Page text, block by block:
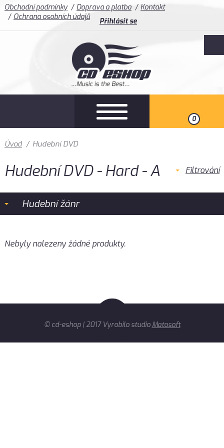
Obchodní podmínky Doprava a platba
Kontakt
Ochrana osobních údajů
Přihlásit se
0
Úvod / Hudební DVD
Hudební DVD - Hard - A Filtrování
Hudební žánr
Nebyly nalezeny žádné produkty.
© cd-eshop | 2017 Vyrobilo studio Matosoft